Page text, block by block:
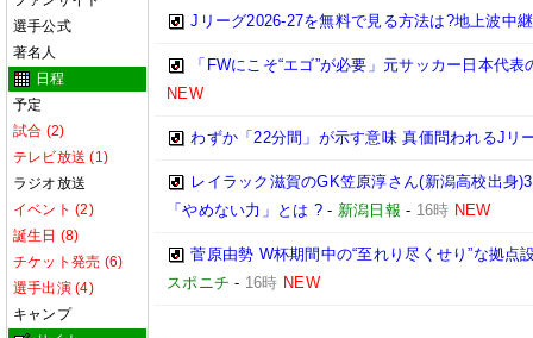
選手公式
著名人
日程
予定
試合 (2)
テレビ放送 (1)
ラジオ放送
イベント (2)
誕生日 (8)
チケット発売 (6)
選手出演 (4)
キャンプ
Jリーグ2026-27を無料で見る方法は?地上波中
「FWにこそ“エゴ”が必要」元サッカー日本代
NEW
わずか「22分間」が示す意味 真価問われるJリ
レイラック滋賀のGK笠原淳さん(新潟高校出身
「やめない力」とは ?- 新潟日報 - 16時 NEW
菅原由勢 W杯期間中の“至れり尽くせり”な拠
スポニチ - 16時 NEW